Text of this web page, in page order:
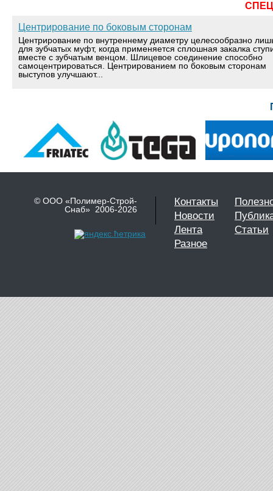
Центрирование по боковым сторонам
Центрирование по внутреннему диаметру целесообразно
для зубчатых муфт, когда применяется сплошная закалка
вместе с зубчатым венцом. Шлицевое соединение способно
самоцентрироваться. Центрированием по боковым сторонам
выступов улучшают...
© ООО «Полимер-Строй-
Снаб» 2006-2026
Контакты
Новости
Лента
Статьи
Разное